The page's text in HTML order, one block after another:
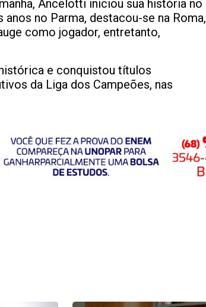
Ancelotti iniciou sua história no
no Parma, destacou-se na Roma,
como jogador, entretanto,
e conquistou títulos
da Liga dos Campeões, nas